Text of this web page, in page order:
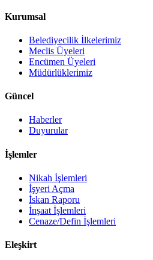
Kurumsal
Belediyecilik İlkelerimiz
Meclis Üyeleri
Encümen Üyeleri
Müdürlüklerimiz
Güncel
Haberler
Duyurular
İşlemler
Nikah İşlemleri
İşyeri Açma
İskan Raporu
İnşaat İşlemleri
Cenaze/Defin İşlemleri
Eleşkirt